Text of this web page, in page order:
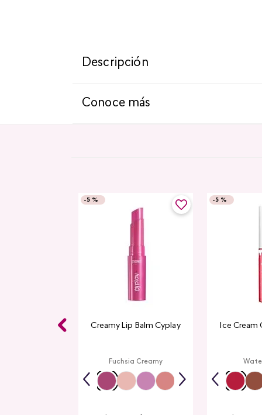
Descripción
Conoce más
-5 %
Creamy Lip Balm Cyplay
Fuchsia Creamy
-5 %
Ice Cream